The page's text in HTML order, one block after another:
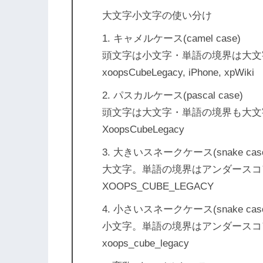
大文字小文字の使い分け
1. キャメルケース(camel case)
頭文字は小文字・単語の境界は大
xoopsCubeLegacy, iPhone, xpWiki
2. パスカルケース(pascal case)
頭文字は大文字・単語の境界も大
XoopsCubeLegacy
3. 大きいスネークケース(snake
大文字。単語の境界はアンダース
XOOPS_CUBE_LEGACY
4. 小さいスネークケース(snake
小文字。単語の境界はアンダース
xoops_cube_legacy